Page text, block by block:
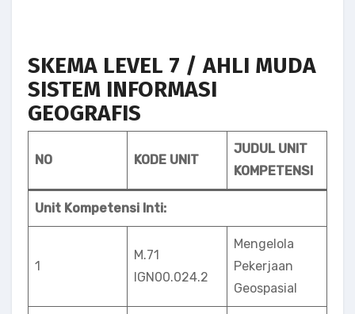
SKEMA LEVEL 7 / AHLI MUDA
SISTEM INFORMASI
GEOGRAFIS
NO KODE UNIT
JUDUL UNIT
KOMPETENSI
Unit Kompetensi Inti:
1
M.71
IGN00.024.2
Mengelola
Pekerjaan
Geospasial